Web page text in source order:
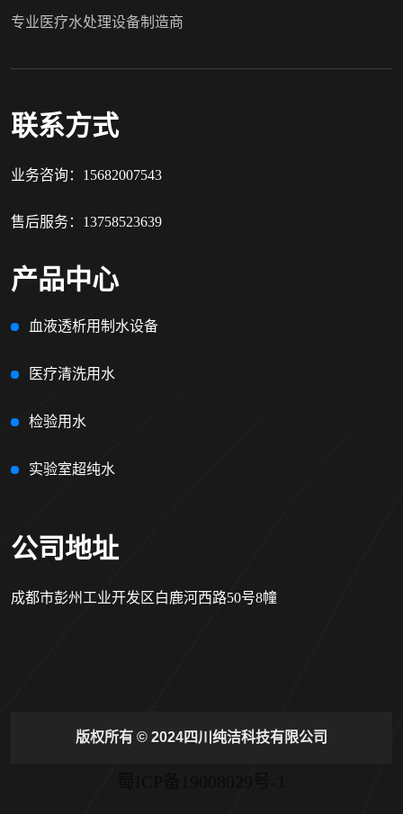
专业医疗水处理设备制造商
联系方式
业务咨询：15682007543
售后服务：13758523639
产品中心
血液透析用制水设备
医疗清洗用水
检验用水
实验室超纯水
公司地址
成都市彭州工业开发区白鹿河西路50号8幢
版权所有 © 2024四川纯洁科技有限公司